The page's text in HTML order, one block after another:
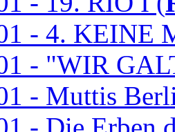
- 4. KEINE
- "WIR
- Muttis